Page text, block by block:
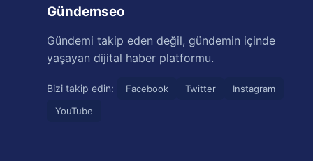
Gündemseo
Gündemi takip eden değil, gündemin içinde
yaşayan dijital haber platformu.
Bizi takip edin: Facebook Twitter
Instagram
YouTube